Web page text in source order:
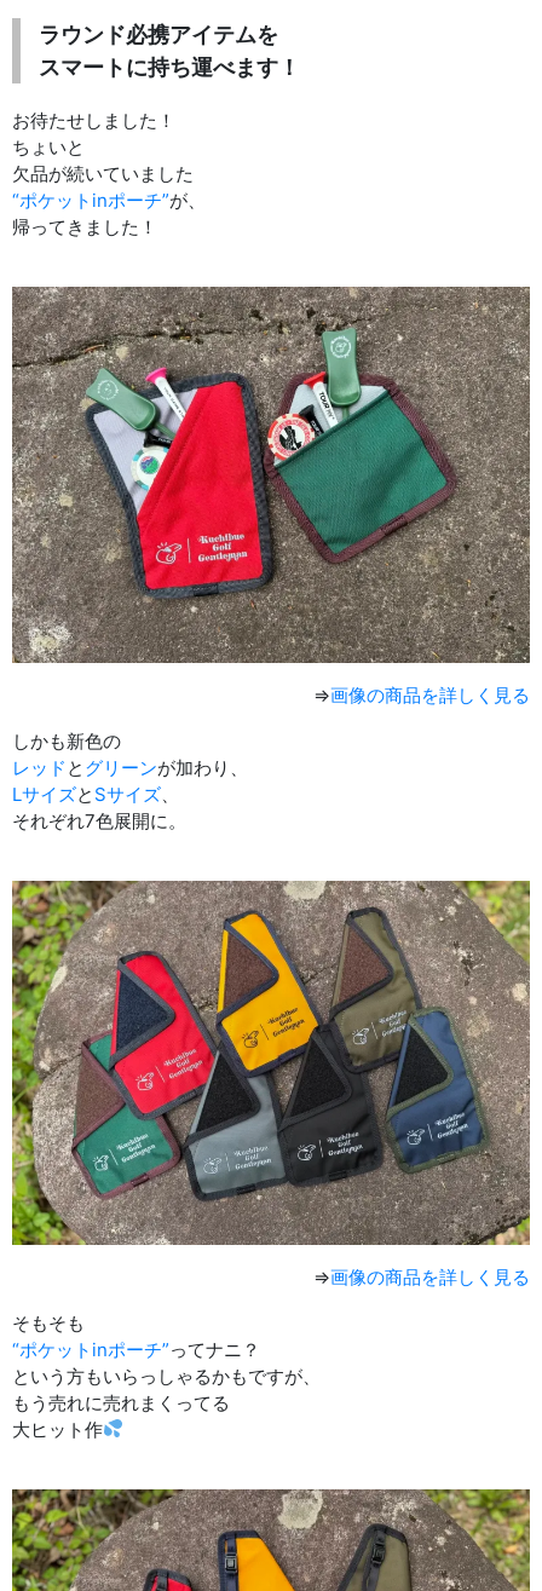
ラウンド必携アイテムを
スマートに持ち運べます！
お待たせしました！
ちょいと
欠品が続いていました
“ポケットinポーチ”が、
帰ってきました！
⇒画像の商品を詳しく見る
しかも新色の
レッド と グリーンが加わり、
Lサイズと Sサイズ、
それぞれ7色展開に。
⇒画像の商品を詳しく見る
そもそも
“ポケットinポーチ”ってナニ？
という方もいらっしゃるかもですが、
もう売れに売れまくってる
大ヒット作